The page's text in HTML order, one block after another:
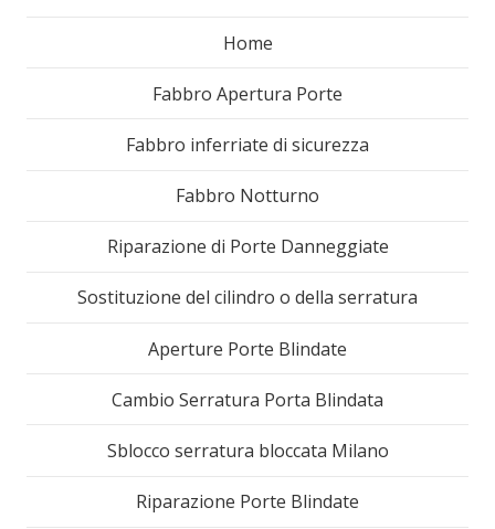
Home
Fabbro Apertura Porte
Fabbro inferriate di sicurezza
Fabbro Notturno
Riparazione di Porte Danneggiate
Sostituzione del cilindro o della serratura
Aperture Porte Blindate
Cambio Serratura Porta Blindata
Sblocco serratura bloccata Milano
Riparazione Porte Blindate